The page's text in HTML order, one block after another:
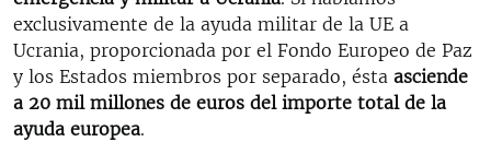
exclusivamente de la ayuda militar de la UE a
Ucrania, proporcionada por el Fondo Europeo de Paz
y los Estados miembros por separado, ésta asciende
a 20 mil millones de euros del importe total de la
ayuda europea.